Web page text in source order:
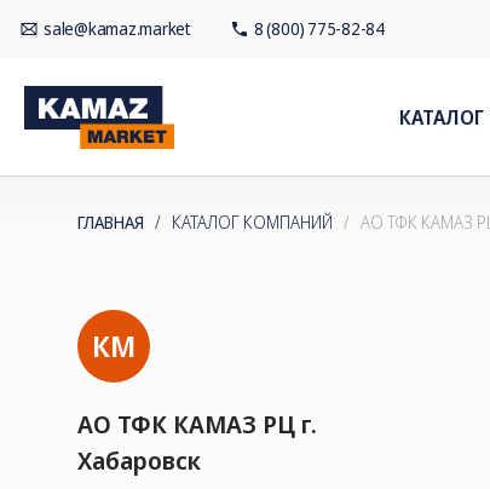
sale@kamaz.market 8 (800) 775-82-84
ГЛАВНАЯ / КАТАЛОГ КОМПАНИЙ / АО ТФК КАМАЗ
КМ
АО ТФК КАМАЗ РЦ г.
Хабаровск